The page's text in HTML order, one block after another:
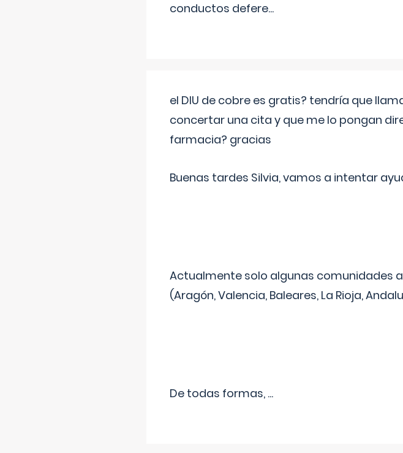
conductos defere...
el DIU de cobre es gratis? tendría que
concertar una cita y que me lo pongan
farmacia? gracias
Buenas tardes Silvia, vamos a intentar
Actualmente solo algunas comunidades
(Aragón, Valencia, Baleares, La Rioja,
De todas formas, ...